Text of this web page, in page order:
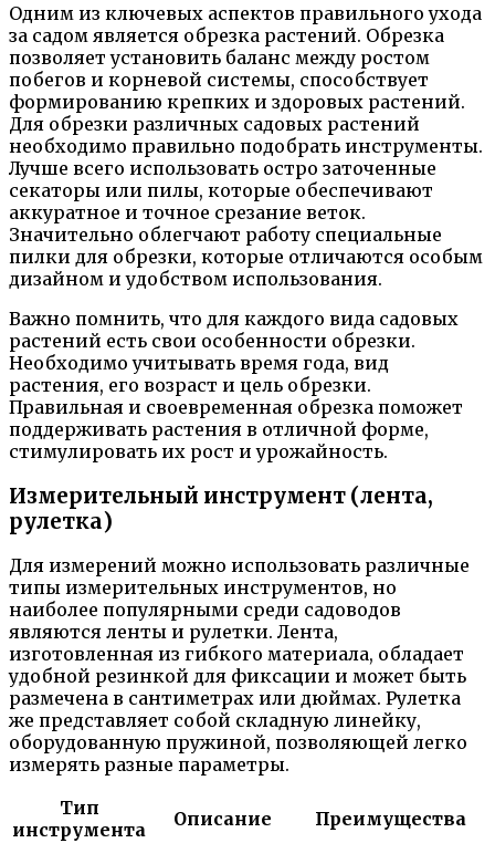
Одним из ключевых аспектов правильного ухода
за садом является обрезка растений. Обрезка
позволяет установить баланс между ростом
побегов и корневой системы, способствует
формированию крепких и здоровых растений.
Для обрезки различных садовых растений
необходимо правильно подобрать инструменты.
Лучше всего использовать остро заточенные
секаторы или пилы, которые обеспечивают
аккуратное и точное срезание веток.
Значительно облегчают работу специальные
пилки для обрезки, которые отличаются особым
дизайном и удобством использования.
Важно помнить, что для каждого вида садовых
растений есть свои особенности обрезки.
Необходимо учитывать время года, вид
растения, его возраст и цель обрезки.
Правильная и своевременная обрезка поможет
поддерживать растения в отличной форме,
стимулировать их рост и урожайность.
Измерительный инструмент (лента,
рулетка)
Для измерений можно использовать различные
типы измерительных инструментов, но
наиболее популярными среди садоводов
являются ленты и рулетки. Лента,
изготовленная из гибкого материала, обладает
удобной резинкой для фиксации и может быть
размечена в сантиметрах или дюймах. Рулетка
же представляет собой складную линейку,
оборудованную пружиной, позволяющей легко
измерять разные параметры.
Тип
инструмента
Описание Преимущества